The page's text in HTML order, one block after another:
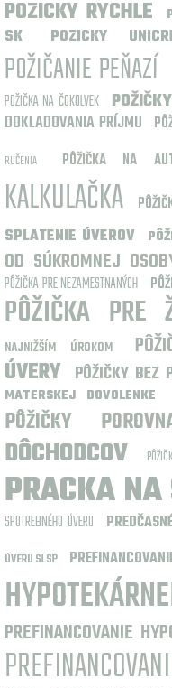
POZICKY RYCHLE
SK
POZICKY
POŽIČANIE PEŇAZÍ
POŽIČKA NA ČOKOLVEK
DOKLADOVANIA PRÍJMU
RUČENIA
PÔŽIČKA NA
KALKULAČKA
SPLATENIE ÚVEROV
OD SÚKROMNEJ
PÔŽIČKA PRE NEZAMESTNANÝCH
PÔŽIČKA PRE
NAJNIŽŠÍM ÚROKOM
ÚVERY PÔŽIČKY BEZ
MATERSKEJ DOVOLENKE
PÔŽIČKY
DÔCHODCOV
PRACKA
SPOTREBNÉHO ÚVERU
ÚVERU SLSP
PREFINANCOVANIE